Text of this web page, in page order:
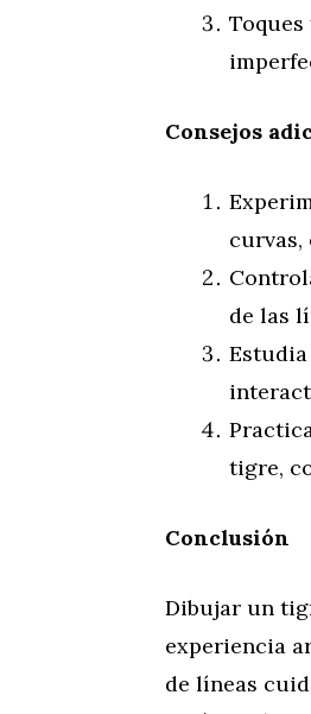
Consejos
de las
tigre,
Conclusión
Dibujar un
experiencia
de líneas